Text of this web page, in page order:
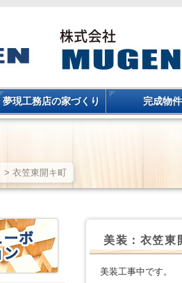
夢現工務店の家づくり 完成物件
> 衣笠東開キ町
美装：衣笠東
美装工事中です。